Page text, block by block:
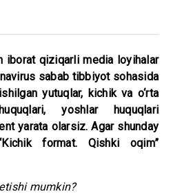
iborat qiziqarli media loyihalar
sabab tibbiyot sohasida
yutuqlar, kichik va o‘rta
yoshlar huquqlari
yarata olarsiz. Agar shunday
format. Qishki oqim”
mumkin?